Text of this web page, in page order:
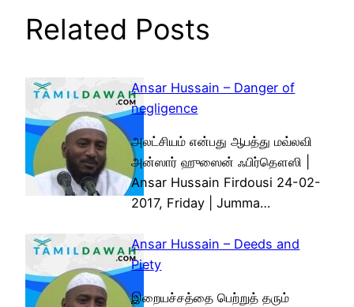
Related Posts
Ansar Hussain – Danger of
negligence
அலட்சியம் என்பது ஆபத்து மவ்லவி
அன்ஸார் ஹுஸைன் ஃபிர்தௌஸி |
Ansar Hussain Firdousi 24-02-
2017, Friday | Jumma…
Ansar Hussain – Deeds and
Piety
இறையச்சத்தை பெற்றுத் தரும்